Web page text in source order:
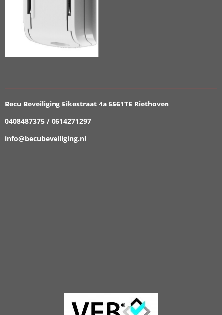
Becu Beveiliging Eikestraat 4a 5561TE Riethoven
0408487375 / 0614271297
info@becubeveiliging.nl